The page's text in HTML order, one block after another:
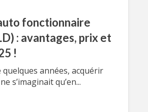
fonctionnaire
: avantages, prix et
!
quelques années, acquérir
s’imaginait qu’en...